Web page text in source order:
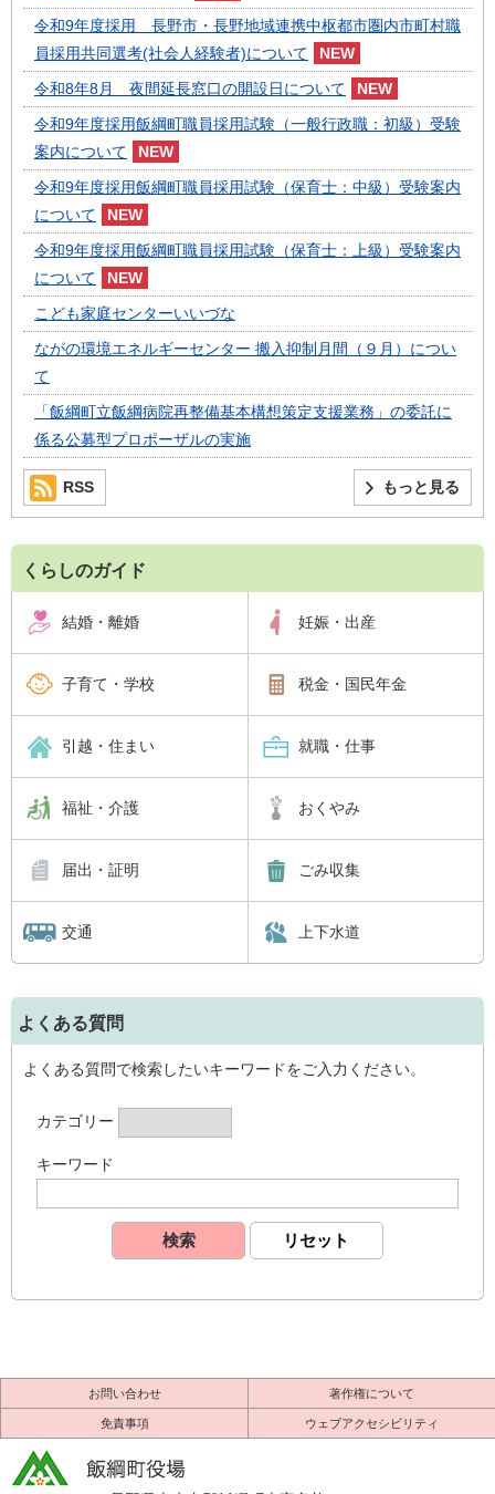
令和9年度採用 長野市・長野地域連携中枢都市圏内市町村職
員採用共同選考(社会人経験者)について
令和8年8月 夜間延長窓口の開設日について
令和9年度採用飯綱町職員採用試験（一般行政職：初級）受験
案内について
令和9年度採用飯綱町職員採用試験（保育士：中級）受験案内
について
令和9年度採用飯綱町職員採用試験（保育士：上級）受験案内
について
こども家庭センターいいづな
ながの環境エネルギーセンター 搬入抑制月間（９月）につい
て
「飯綱町立飯綱病院再整備基本構想策定支援業務」の委託に
係る公募型プロポーザルの実施
もっと見る
RSS
くらしのガイド
結婚・離婚 妊娠・出産
子育て・学校 税金・国民年金
引越・住まい 就職・仕事
福祉・介護 おくやみ
届出・証明 ごみ収集
交通 上下水道
よくある質問
よくある質問で検索したいキーワードをご入力ください。
カテゴリー
キーワード
お問い合わせ 著作権について
免責事項 ウェブアクセシビリティ